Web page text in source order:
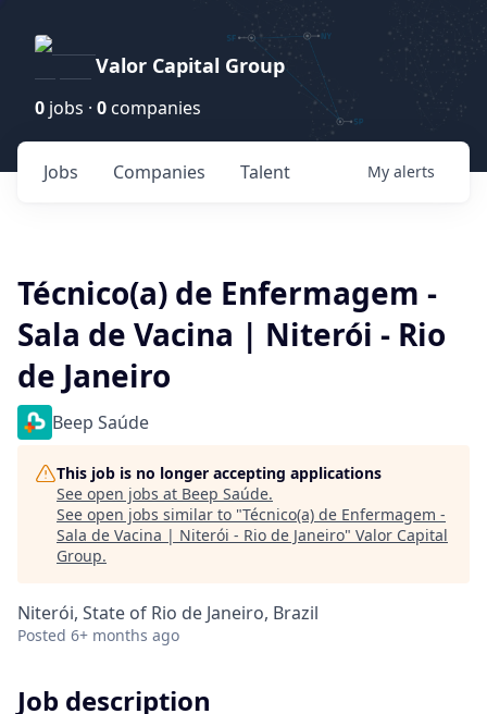
Valor Capital Group
0 jobs · 0 companies
Jobs Companies Talent My alerts
Técnico(a) de Enfermagem -
Sala de Vacina | Niterói - Rio
de Janeiro
Beep Saúde
This job is no longer accepting applications
See open jobs at Beep Saúde.
See open jobs similar to "Técnico(a) de Enfermagem -
Sala de Vacina | Niterói - Rio de Janeiro" Valor Capital
Group.
Niterói, State of Rio de Janeiro, Brazil
Posted 6+ months ago
Job description